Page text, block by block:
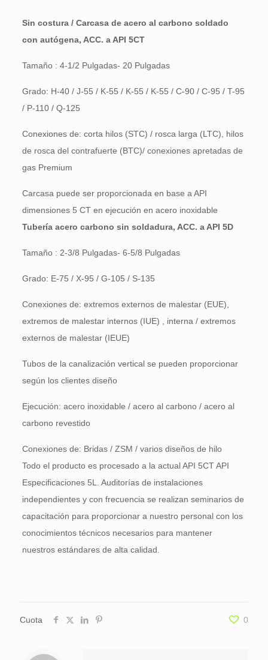
Sin costura / Carcasa de acero al carbono soldado
con autógena, ACC. a API 5CT
Tamaño : 4-1/2 Pulgadas- 20 Pulgadas
Grado: H-40 / J-55 / K-55 / K-55 / K-55 / C-90 / C-95 / T-95
/ P-110 / Q-125
Conexiones de: corta hilos (STC) / rosca larga (LTC), hilos
de rosca del contrafuerte (BTC)/ conexiones apretadas de
gas Premium
Carcasa puede ser proporcionada en base a API
dimensiones 5 CT en ejecución en acero inoxidable
Tubería acero carbono sin soldadura, ACC. a API 5D
Tamaño : 2-3/8 Pulgadas- 6-5/8 Pulgadas
Grado: E-75 / X-95 / G-105 / S-135
Conexiones de: extremos externos de malestar (EUE),
extremos de malestar internos (IUE) , interna / extremos
externos de malestar (IEUE)
Tubos de la canalización vertical se pueden proporcionar
según los clientes diseño
Ejecución: acero inoxidable / acero al carbono / acero al
carbono revestido
Conexiones de: Bridas / ZSM / varios diseños de hilo
Todo el producto es procesado a la actual API 5CT API
Especificaciones 5L. Auditorías de instalaciones
independientes y con frecuencia se realizan seminarios de
capacitación para proporcionar a nuestro personal con los
conocimientos técnicos necesarios para mantener
nuestros estándares de alta calidad.
Cuota 0